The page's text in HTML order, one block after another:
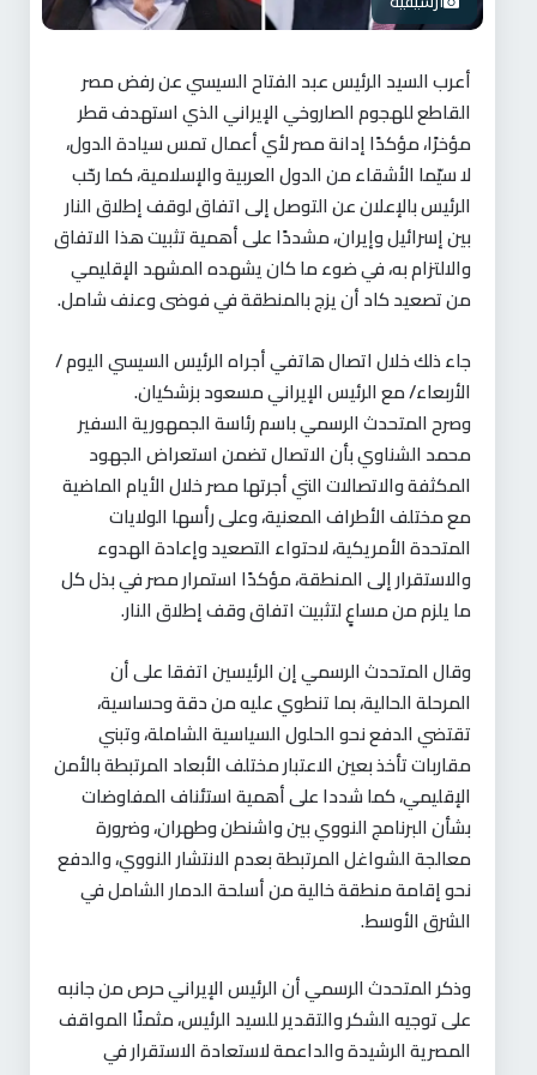
أعرب السيد الرئيس عبد الفتاح السيسي عن رفض مصر
القاطع للهجوم الصاروخي الإيراني الذي استهدف قطر
مؤخرًا، مؤكدًا إدانة مصر لأي أعمال تمس سيادة الدول،
لا سيّما الأشقاء من الدول العربية والإسلامية، كما رحّب
الرئيس بالإعلان عن التوصل إلى اتفاق لوقف إطلاق النار
بين إسرائيل وإيران، مشددًا على أهمية تثبيت هذا الاتفاق
والالتزام به، في ضوء ما كان يشهده المشهد الإقليمي
من تصعيد كاد أن يزج بالمنطقة في فوضى وعنف شامل.
جاء ذلك خلال اتصال هاتفي أجراه الرئيس السيسي اليوم /
الأربعاء/ مع الرئيس الإيراني مسعود بزشكيان.
وصرح المتحدث الرسمي باسم رئاسة الجمهورية السفير
محمد الشناوي بأن الاتصال تضمن استعراض الجهود
المكثفة والاتصالات التي أجرتها مصر خلال الأيام الماضية
مع مختلف الأطراف المعنية، وعلى رأسها الولايات
المتحدة الأمريكية، لاحتواء التصعيد وإعادة الهدوء
والاستقرار إلى المنطقة، مؤكدًا استمرار مصر في بذل كل
ما يلزم من مساعٍ لتثبيت اتفاق وقف إطلاق النار.
وقال المتحدث الرسمي إن الرئيسين اتفقا على أن
المرحلة الحالية، بما تنطوي عليه من دقة وحساسية،
تقتضي الدفع نحو الحلول السياسية الشاملة، وتبني
مقاربات تأخذ بعين الاعتبار مختلف الأبعاد المرتبطة بالأمن
الإقليمي، كما شددا على أهمية استئناف المفاوضات
بشأن البرنامج النووي بين واشنطن وطهران، وضرورة
معالجة الشواغل المرتبطة بعدم الانتشار النووي، والدفع
نحو إقامة منطقة خالية من أسلحة الدمار الشامل في
الشرق الأوسط.
وذكر المتحدث الرسمي أن الرئيس الإيراني حرص من جانبه
على توجيه الشكر والتقدير للسيد الرئيس، مثمنًا المواقف
المصرية الرشيدة والداعمة لاستعادة الاستقرار في